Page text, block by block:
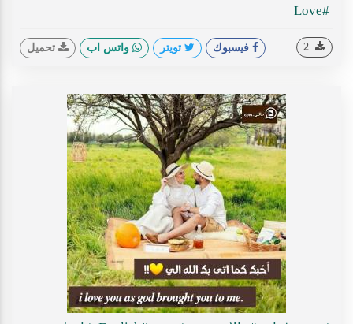
#Love
فيسبوك تويتر واتس اب تحميل